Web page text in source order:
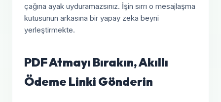
çağına ayak uyduramazsınız. İşin sırrı o mesajlaşma
kutusunun arkasına bir yapay zeka beyni
yerleştirmekte.
PDF Atmayı Bırakın, Akıllı
Ödeme Linki Gönderin